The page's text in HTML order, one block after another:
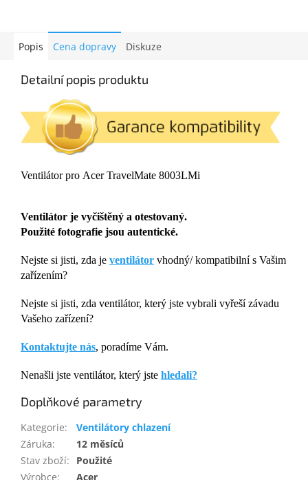
Popis Cena dopravy Diskuze
Detailní popis produktu
Ventilátor pro Acer TravelMate 8003LMi
Ventilátor je vyčištěný a otestovaný.
Použité fotografie jsou autentické.
Nejste si jisti, zda je ventilátor vhodný/ kompatibilní s Vašim
zařízením?
Nejste si jisti, zda ventilátor, který jste vybrali vyřeší závadu
Vašeho zařízení?
Kontaktujte nás, poradíme Vám.
Nenašli jste ventilátor, který jste hledali?
Doplňkové parametry
Kategorie:
Ventilátory chlazení
Záruka:
12 měsíců
Stav zboží:
Použité
Výrobce: Acer